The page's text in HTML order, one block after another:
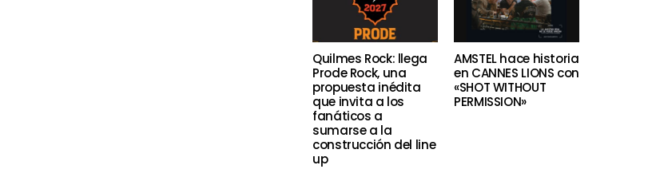
Quilmes Rock: llega
Prode Rock, una
propuesta inédita
que invita a los
fanáticos a
sumarse a la
construcción del line
up
AMSTEL hace historia
en CANNES LIONS con
«SHOT WITHOUT
PERMISSION»